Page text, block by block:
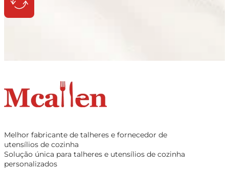
Melhor fabricante de talheres e fornecedor de
utensílios de cozinha
Solução única para talheres e utensílios de cozinha
personalizados